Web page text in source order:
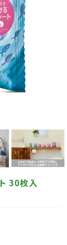
30枚入